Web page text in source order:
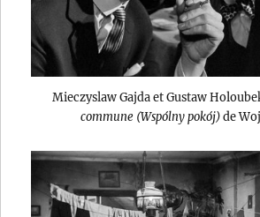
Mieczyslaw Gajda et Gustaw
commune (Wspólny pokój)de